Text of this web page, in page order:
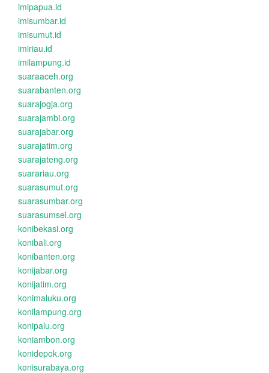
imipapua.id
imisumbar.id
imisumut.id
imiriau.id
imilampung.id
suaraaceh.org
suarabanten.org
suarajogja.org
suarajambi.org
suarajabar.org
suarajatim.org
suarajateng.org
suarariau.org
suarasumut.org
suarasumbar.org
suarasumsel.org
konibekasi.org
konibali.org
konibanten.org
konijabar.org
konijatim.org
konimaluku.org
konilampung.org
konipalu.org
koniambon.org
konidepok.org
konisurabaya.org